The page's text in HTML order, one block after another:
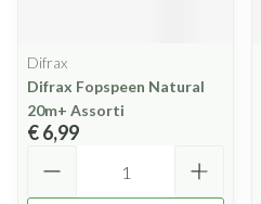
Difrax
Difrax Fopspeen Natural
20m+ Assorti
€ 6,99